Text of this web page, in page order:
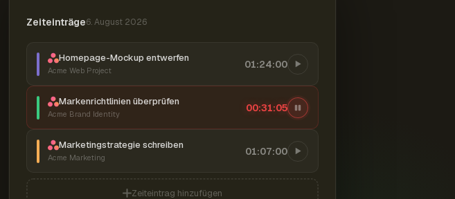
Zeiteinträge6. August 2026
Homepage-Mockup entwerfen
Acme Web Project
01:24:00
Markenrichtlinien überprüfen
Acme Brand Identity
00:31:06
Marketingstrategie schreiben
Acme Marketing
01:07:00
Zeiteintrag hinzufügen